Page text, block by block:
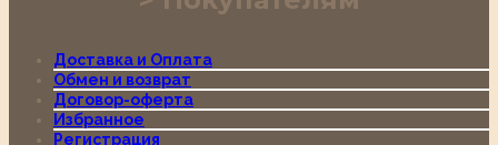
Доставка и Оплата
Обмен и возврат
Договор-оферта
Избранное
Регистрация